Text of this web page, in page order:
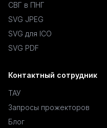
СВГ в ПНГ
SVG JPEG
SVG для ICO
SVG PDF
Контактный сотрудник
ТАУ
Запросы прожекторов
Блог